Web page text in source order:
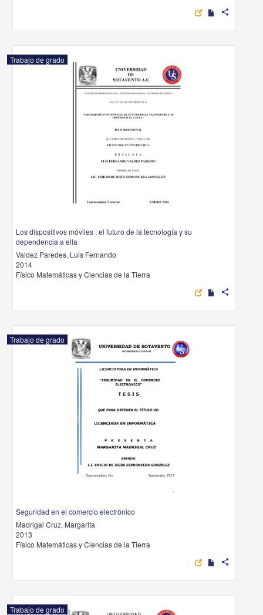
share
Trabajo de grado
Los dispositivos móviles : el futuro de la tecnología y su
dependencia a ella
Valdez Paredes, Luis Fernando
2014
Físico Matemáticas y Ciencias de la Tierra
share
Trabajo de grado
Seguridad en el comercio electrónico
Madrigal Cruz, Margarita
2013
Físico Matemáticas y Ciencias de la Tierra
share
Trabajo de grado